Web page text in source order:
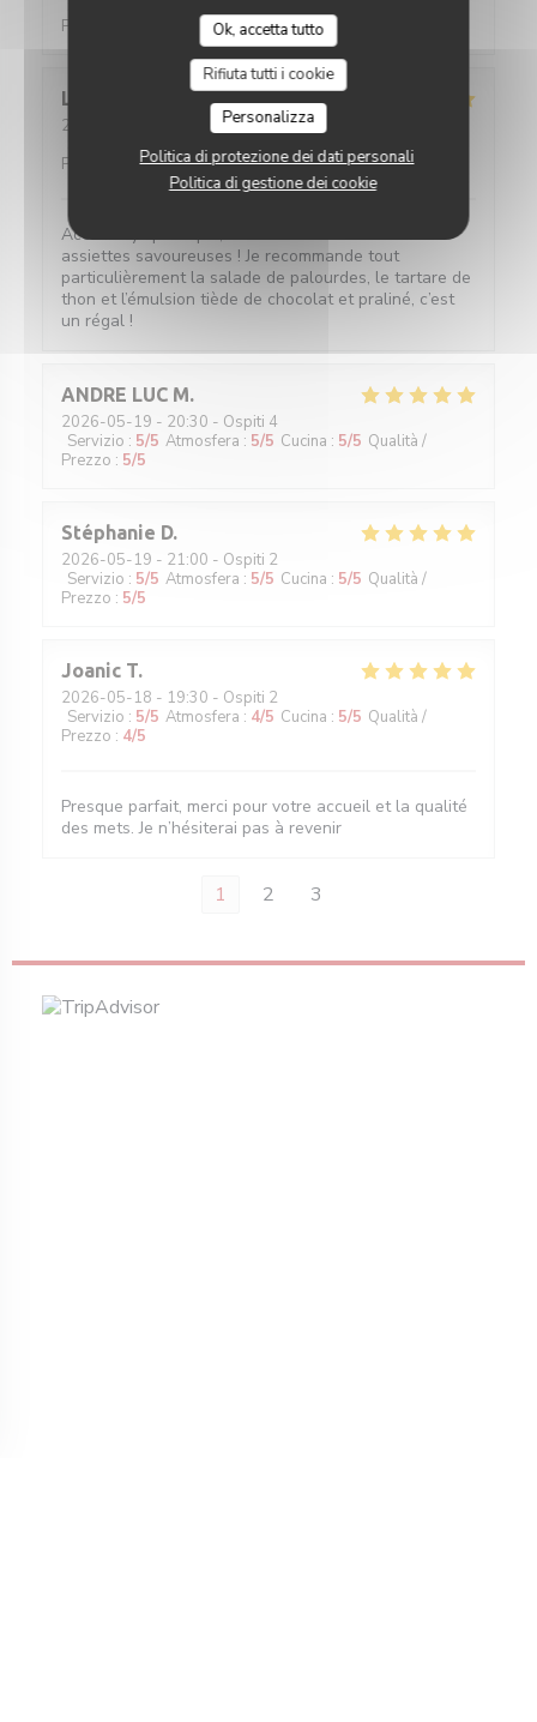
Ok, accetta tutto
Rifiuta tutti i cookie
Personalizza
Politica di protezione dei dati personali
Politica di gestione dei cookie
Prezzo
L
2026-05-20
- 19:45 - Ospiti 2
5/5 Atmosfera 5/5 Cucina 5
Qualità /
Prezzo
/5
Accueil sympathique, service efficace et surtout
assiettes savoureuses ! Je recommande tout
particulièrement la salade de palourdes, le tartare de
thon et l’émulsion tiède de chocolat et praliné, c’est
un régal !
ANDRE LUC M
2026-05-19 - 20:30 - Ospiti 4
Servizio : 5/5 Atmosfera : 5/5 Cucina : 5/5 Qualità /
Prezzo : 5/5
Stéphanie D
2026-05-19 - 21:00 - Ospiti 2
Servizio : 5/5 Atmosfera : 5/5 Cucina : 5/5 Qualità /
Prezzo : 5/5
Joanic T
2026-05-18 - 19:30 - Ospiti 2
Servizio : 5/5 Atmosfera : 4/5 Cucina : 5/5 Qualità /
Prezzo : 4/5
Presque parfait, merci pour votre accueil et la qualité
des mets. Je n’hésiterai pas à revenir
1 2 3